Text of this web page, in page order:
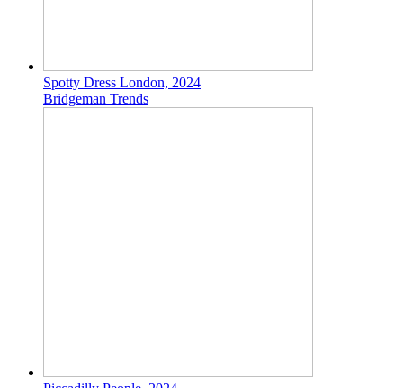
Spotty Dress London, 2024
Bridgeman Trends